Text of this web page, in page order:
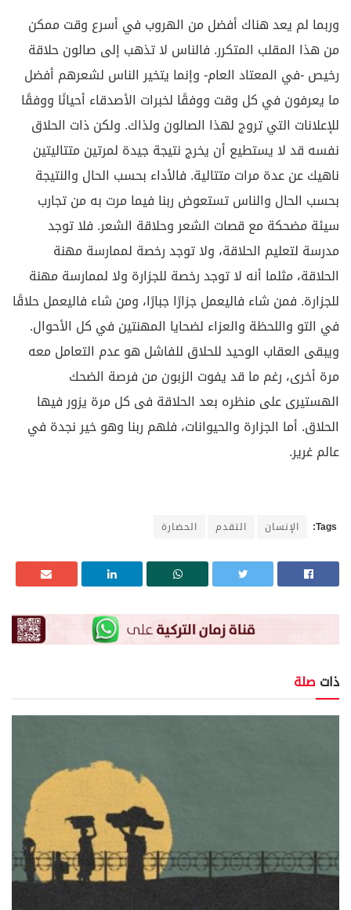
وربما لم يعد هناك أفضل من الهروب في أسرع وقت ممكن
من هذا المقلب المتكرر. فالناس لا تذهب إلى صالون حلاقة
رخيص -في المعتاد العام- وإنما يتخير الناس لشعرهم أفضل
ما يعرفون في كل وقت ووفقًا لخبرات الأصدقاء أحيانًا ووفقًا
للإعلانات التي تروج لهذا الصالون ولذاك. ولكن ذات الحلاق
نفسه قد لا يستطيع أن يخرج نتيجة جيدة لمرتين متتاليتين
ناهيك عن عدة مرات متتالية. فالأداء بحسب الحال والنتيجة
بحسب الحال والناس تستعوض ربنا فيما مرت به من تجارب
سيئة مضحكة مع قصات الشعر وحلاقة الشعر. فلا توجد
مدرسة لتعليم الحلاقة، ولا توجد رخصة لممارسة مهنة
الحلاقة، مثلما أنه لا توجد رخصة للجزارة ولا لممارسة مهنة
للجزارة. فمن شاء فاليعمل جزارًا جبارًا، ومن شاء فاليعمل حلاقًا
في التو واللحظة والعزاء لضحايا المهنتين في كل الأحوال.
ويبقى العقاب الوحيد للحلاق للفاشل هو عدم التعامل معه
مرة أخرى، رغم ما قد يفوت الزبون من فرصة الضحك
الهستيرى على منظره بعد الحلاقة فى كل مرة يزور فيها
الحلاق. أما الجزارة والحيوانات، فلهم ربنا وهو خير نجدة في
عالم غرير.
Tags: الإنسان التقدم الحضارة
ذات صلة